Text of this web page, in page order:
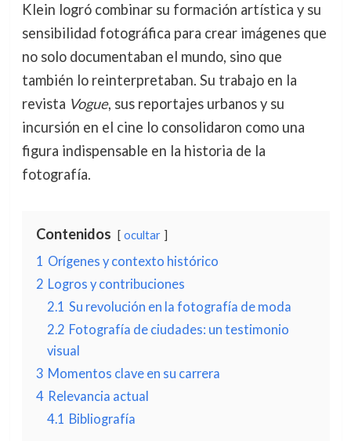
Klein logró combinar su formación artística y su
sensibilidad fotográfica para crear imágenes que
no solo documentaban el mundo, sino que
también lo reinterpretaban. Su trabajo en la
revista Vogue, sus reportajes urbanos y su
incursión en el cine lo consolidaron como una
figura indispensable en la historia de la
fotografía.
Contenidos ocultar
1 Orígenes y contexto histórico
2 Logros y contribuciones
2.1 Su revolución en la fotografía de moda
2.2 Fotografía de ciudades: un testimonio
visual
3 Momentos clave en su carrera
4 Relevancia actual
4.1 Bibliografía